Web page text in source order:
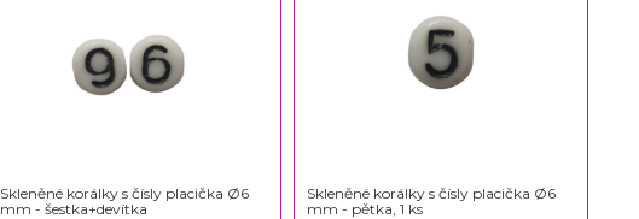
Skleněné korálky s čísly placička Ø6
mm - šestka+devítka
Skleněné korálky s čísly placička Ø6
mm - pětka, 1 ks